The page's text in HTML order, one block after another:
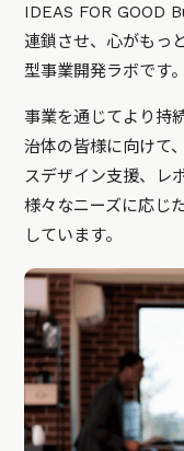
IDEAS FOR GOOD
連鎖させ、心がもっ
型事業開発ラボです。
事業を通じてより持
治体の皆様に向けて
スデザイン支援、レ
様々なニーズに応じ
しています。